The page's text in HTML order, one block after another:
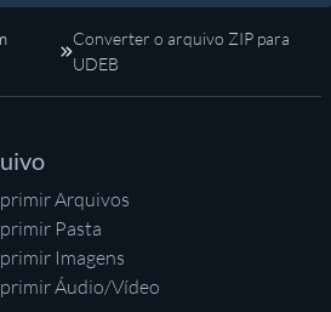
Converter o arquivo ZIP para
UDEB
Arquivos
Pasta
Imagens
Áudio/Vídeo